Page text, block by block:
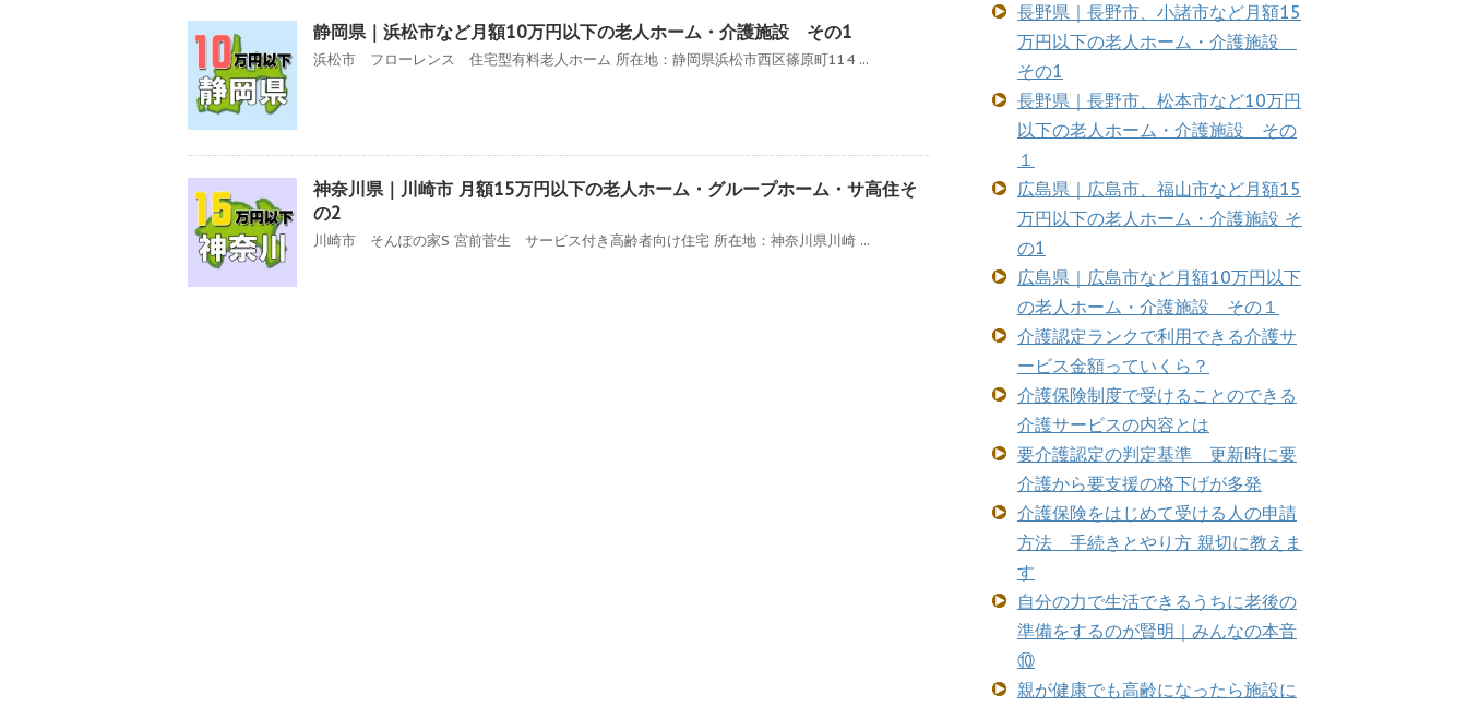
静岡県｜浜松市など月額10万円以下の老人ホーム・介護施設 その1
浜松市 フローレンス 住宅型有料老人ホーム 所在地：静岡県浜松市西区篠原町114 ...
神奈川県｜川崎市 月額15万円以下の老人ホーム・グループホーム・サ高住そ
の2
川崎市 そんぽの家S 宮前菅生 サービス付き高齢者向け住宅 所在地：神奈川県川崎 ...
長野県｜長野市、小諸市など月額15
万円以下の老人ホーム・介護施設
その1
長野県｜長野市、松本市など10万円
以下の老人ホーム・介護施設 その
１
広島県｜広島市、福山市など月額15
万円以下の老人ホーム・介護施設 そ
の1
広島県｜広島市など月額10万円以下
の老人ホーム・介護施設 その１
介護認定ランクで利用できる介護サ
ービス金額っていくら？
介護保険制度で受けることのできる
介護サービスの内容とは
要介護認定の判定基準 更新時に要
介護から要支援の格下げが多発
介護保険をはじめて受ける人の申請
方法 手続きとやり方 親切に教えま
す
自分の力で生活できるうちに老後の
準備をするのが賢明｜みんなの本音
⑩
親が健康でも高齢になったら施設に